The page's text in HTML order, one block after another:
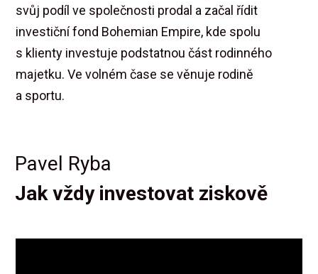
svůj podíl ve společnosti prodal a začal řídit
investiční fond Bohemian Empire, kde spolu
s klienty investuje podstatnou část rodinného
majetku. Ve volném čase se věnuje rodině
a sportu.
Pavel Ryba
Jak vždy investovat ziskově